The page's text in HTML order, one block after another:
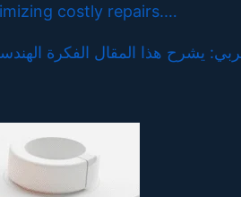
costly repairs.…